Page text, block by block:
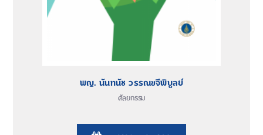
ศัลยกรรม
พญ. นันทนัช วรรณขจีพิบูลย์